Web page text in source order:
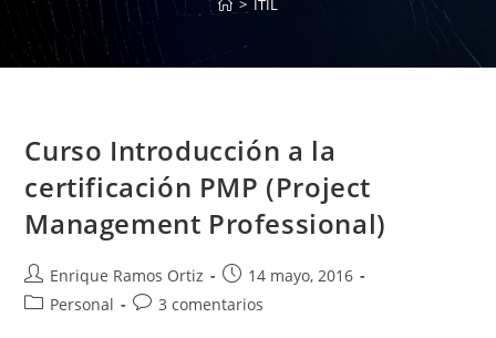
> ITIL
Curso Introducción a la
certificación PMP (Project
Management Professional)
Autor
de
Enrique Ramos Ortiz
Publicación
de
14 mayo, 2016
Categoría
Personal
Comentarios
3 comentarios